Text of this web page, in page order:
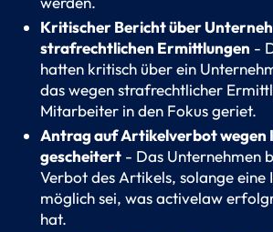
Kritischer Bericht über
strafrechtlichen Ermittlungen -
hatten kritisch über ein
das wegen strafrechtlicher
Mitarbeiter in den Fokus geriet.
Antrag auf Artikelverbot wegen
gescheitert- Das Unternehmen
Verbot des Artikels, solange
möglich sei, was activelaw
hat.